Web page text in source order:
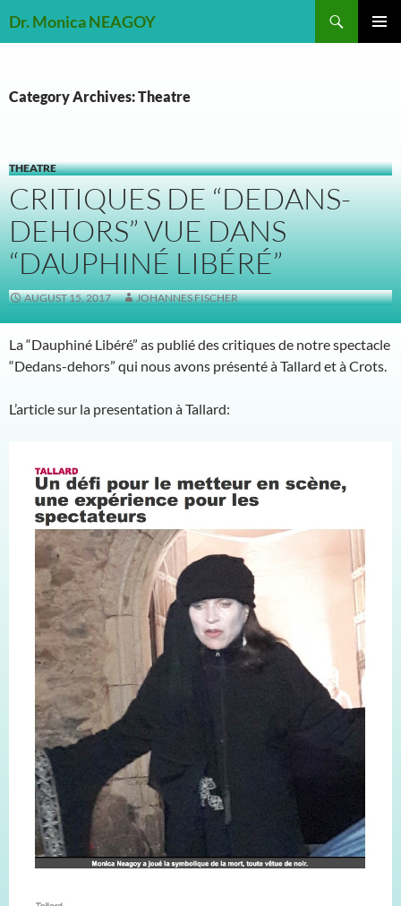
toDr. Monica NEAGOY
Category Archives: Theatre
THEATRE
CRITIQUES DE “DEDANS-
DEHORS” VUE DANS
“DAUPHINÉ LIBÉRÉ”
AUGUST 15, 2017 JOHANNES FISCHER
La “Dauphiné Libéré” as publié des critiques de notre spectacle
“Dedans-dehors” qui nous avons présenté à Tallard et à Crots.
L’article sur la presentation à Tallard: